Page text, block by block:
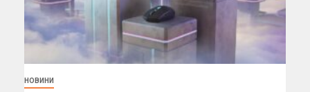
НОВИНИ